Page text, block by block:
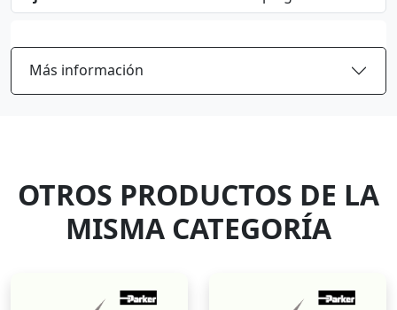
Más información
OTROS PRODUCTOS DE LA
MISMA CATEGORÍA